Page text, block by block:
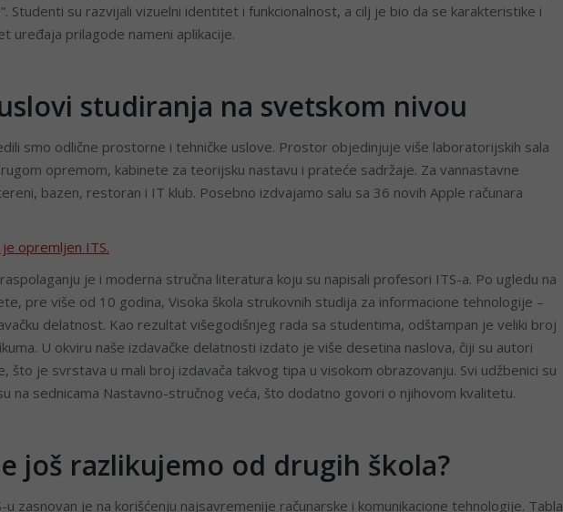
Studenti su razvijali vizuelni identitet i funkcionalnost, a cilj je bio da se karakteristike i
uređaja prilagode nameni aplikacije.
studiranja na svetskom nivou
smo odlične prostorne i tehničke uslove. Prostor objedinjuje više laboratorijskih sala
opremom, kabinete za teorijsku nastavu i prateće sadržaje. Za vannastavne
bazen, restoran i IT klub. Posebno izdvajamo salu sa 36 novih Apple računara
opremljen ITS.
je i moderna stručna literatura koju su napisali profesori ITS-a. Po ugledu na
pre više od 10 godina, Visoka škola strukovnih studija za informacione tehnologije –
delatnost. Kao rezultat višegodišnjeg rada sa studentima, odštampan je veliki broj
U okviru naše izdavačke delatnosti izdato je više desetina naslova, čiji su autori
što je svrstava u mali broj izdavača takvog tipa u visokom obrazovanju. Svi udžbenici su
na sednicama Nastavno-stručnog veća, što dodatno govori o njihovom kvalitetu.
još razlikujemo od drugih škola?
u zasnovan je na korišćenju najsavremenije računarske i komunikacione tehnologije. Tabla